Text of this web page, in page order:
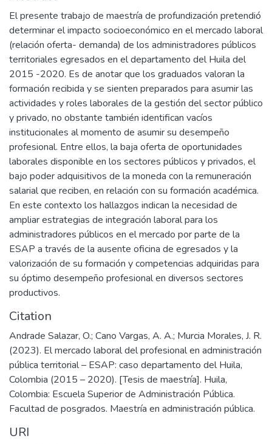
El presente trabajo de maestría de profundización pretendió
determinar el impacto socioeconómico en el mercado laboral
(relación oferta- demanda) de los administradores públicos
territoriales egresados en el departamento del Huila del
2015 -2020. Es de anotar que los graduados valoran la
formación recibida y se sienten preparados para asumir las
actividades y roles laborales de la gestión del sector público
y privado, no obstante también identifican vacíos
institucionales al momento de asumir su desempeño
profesional. Entre ellos, la baja oferta de oportunidades
laborales disponible en los sectores públicos y privados, el
bajo poder adquisitivos de la moneda con la remuneración
salarial que reciben, en relación con su formación académica.
En este contexto los hallazgos indican la necesidad de
ampliar estrategias de integración laboral para los
administradores públicos en el mercado por parte de la
ESAP a través de la ausente oficina de egresados y la
valorización de su formación y competencias adquiridas para
su óptimo desempeño profesional en diversos sectores
productivos.
Citation
Andrade Salazar, O.; Cano Vargas, A. A.; Murcia Morales, J. R.
(2023). El mercado laboral del profesional en administración
pública territorial – ESAP: caso departamento del Huila,
Colombia (2015 – 2020). [Tesis de maestría]. Huila,
Colombia: Escuela Superior de Administración Pública.
Facultad de posgrados. Maestría en administración pública.
URI